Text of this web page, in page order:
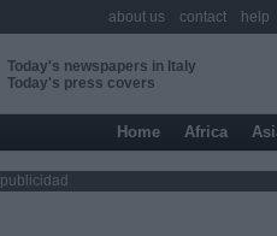
Today's newspapers in Italy
Today's press covers
Home Africa
publicidad
about us contact help